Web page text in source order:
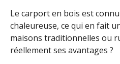
Le carport en bois est
chaleureuse, ce qui en fait
maisons traditionnelles ou
réellement ses avantages ?